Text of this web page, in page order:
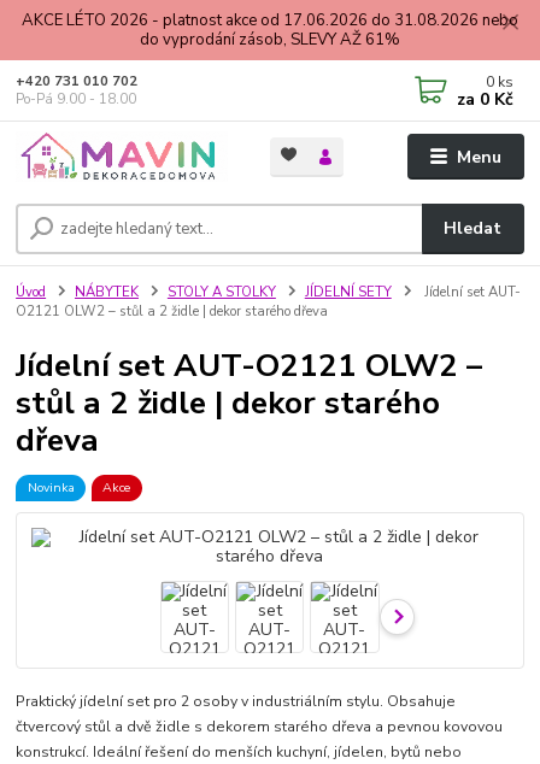
AKCE LÉTO 2026 - platnost akce od 17.06.2026 do 31.08.2026 nebo
do vyprodání zásob, SLEVY AŽ 61%
Menu
Hledat
+420 731 010 702
Po-Pá 9.00 - 18.00
0 ks
za 0 Kč
Úvod NÁBYTEK STOLY A STOLKY JÍDELNÍ SETY
Jídelní set AUT-
O2121 OLW2 – stůl a 2 židle | dekor starého dřeva
Jídelní set AUT-O2121 OLW2 –
stůl a 2 židle | dekor starého
dřeva
Novinka Akce
Praktický jídelní set pro 2 osoby v industriálním stylu. Obsahuje
čtvercový stůl a dvě židle s dekorem starého dřeva a pevnou kovovou
konstrukcí. Ideální řešení do menších kuchyní, jídelen, bytů nebo